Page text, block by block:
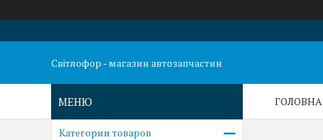
Світлофор - магазин автозапчастин
ГОЛОВНА
Категории товаров